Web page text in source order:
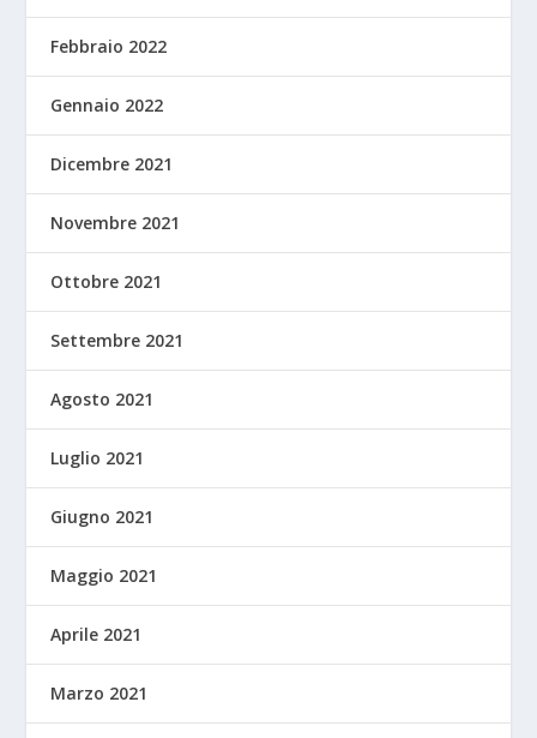
Febbraio 2022
Gennaio 2022
Dicembre 2021
Novembre 2021
Ottobre 2021
Settembre 2021
Agosto 2021
Luglio 2021
Giugno 2021
Maggio 2021
Aprile 2021
Marzo 2021